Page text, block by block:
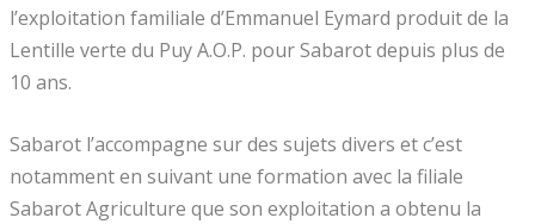
l’exploitation familiale d’Emmanuel Eymard produit de la
Lentille verte du Puy A.O.P. pour Sabarot depuis plus de
10 ans.
Sabarot l’accompagne sur des sujets divers et c’est
notamment en suivant une formation avec la filiale
Sabarot Agriculture que son exploitation a obtenu la